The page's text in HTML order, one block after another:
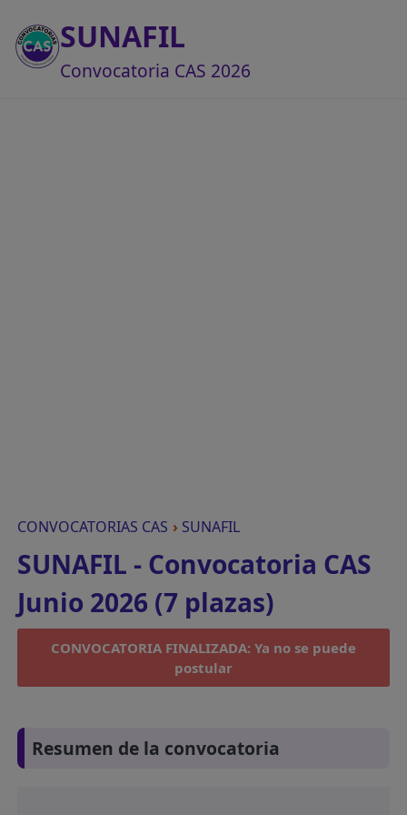
SUNAFIL
Convocatoria CAS 2026
CONVOCATORIAS CAS › SUNAFIL
SUNAFIL - Convocatoria CAS
Junio 2026 (7 plazas)
CONVOCATORIA FINALIZADA: Ya no se puede
postular
Resumen de la convocatoria